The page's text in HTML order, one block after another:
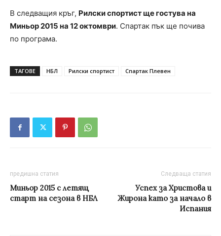
В следващия кръг, Рилски спортист ще гостува на
Миньор 2015 на 12 октомври. Спартак пък ще почива
по програма.
ТАГОВЕ НБЛ Рилски спортист Спартак Плевен
предишна статия
Миньор 2015 с летящ
старт на сезона в НБЛ
Следваща статия
Успех за Христова и
Жирона като за начало в
Испания